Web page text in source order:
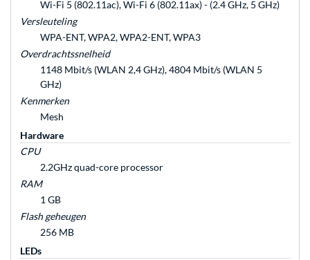
Wi-Fi 5 (802.11ac), Wi-Fi 6 (802.11ax) - (2.4 GHz, 5 GHz)
Versleuteling
WPA-ENT, WPA2, WPA2-ENT, WPA3
Overdrachtssnelheid
1148 Mbit/s (WLAN 2,4 GHz), 4804 Mbit/s (WLAN 5
GHz)
Kenmerken
Mesh
Hardware
CPU
2.2GHz quad-core processor
RAM
1 GB
Flash geheugen
256 MB
LEDs